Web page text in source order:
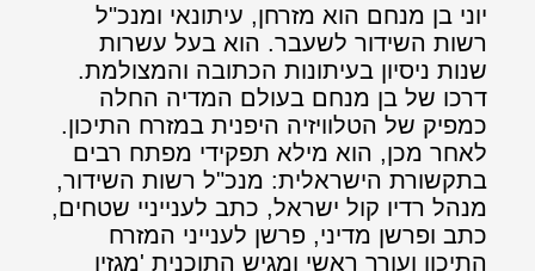
יוני בן מנחם הוא מזרחן, עיתונאי ומנכ"ל
רשות השידור לשעבר. הוא בעל עשרות
שנות ניסיון בעיתונות הכתובה והמצולמת.
דרכו של בן מנחם בעולם המדיה החלה
כמפיק של הטלוויזיה היפנית במזרח התיכון.
לאחר מכן, הוא מילא תפקידי מפתח רבים
בתקשורת הישראלית: מנכ"ל רשות השידור,
מנהל רדיו קול ישראל, כתב לענייניי שטחים,
כתב ופרשן מדיני, פרשן לענייני המזרח
התיכון ועורך ראשי ומגיש התוכנית 'מגזין